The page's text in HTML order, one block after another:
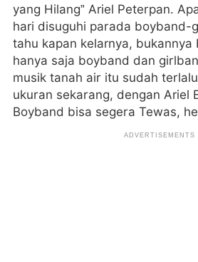
yang Hilang” Ariel Peterpan.
hari disuguhi parada boyband-
tahu kapan kelarnya, bukannya
hanya saja boyband dan
musik tanah air itu sudah
ukuran sekarang, dengan Ariel
Boyband bisa segera Tewas,